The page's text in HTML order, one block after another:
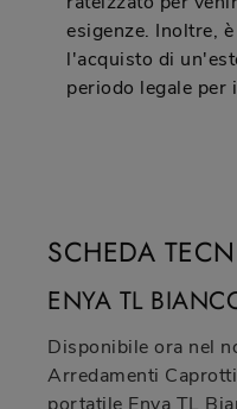
esigenze. Inoltre,
l'acquisto di
periodo legale per
SCHEDA
ENYA TL
Disponibile ora nel
Arredamenti